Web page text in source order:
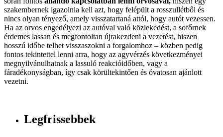
szakembernek igazolnia kell azt, hogy felépült a rosszullétből és
nincs olyan tényező, amely visszatartaná attól, hogy autót vezessen.
Ha az orvos engedélyezi az autóval való közlekedést, a sofőrnek
érdemes lassan és megfontoltan újrakezdeni a vezetést, hiszen
hosszú időbe telhet visszaszokni a forgalomhoz – közben pedig
fontos tekintettel lenni arra, hogy az agyvérzés következményei
megnyilvánulhatnak a lassuló reakcióidőben, vagy a
fáradékonyságban, így csak körültekintően és óvatosan ajánlott
vezetni.
Legfrissebbek